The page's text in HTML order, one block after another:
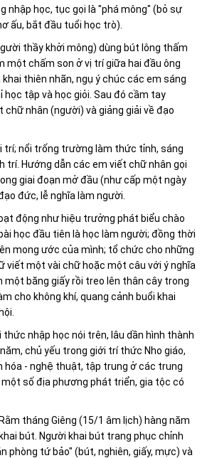
nhập học, tục gọi là "phá mông" (bỏ sự
ấu, bắt đầu tuổi học trò).
thầy khởi mông) dùng bút lông thấm
một chấm son ở vị trí giữa hai đầu ông
thiên nhãn, ngụ ý chúc các em sáng
học tập và học giỏi. Sau đó cầm tay
chữ nhân (người) và giảng giải về đạo
trí; nổi trống trường làm thức tỉnh, sáng
trí. Hướng dẫn các em viết chữ nhân gọi
giai đoạn mở đầu (như cấp một ngày
đức, lễ nghĩa làm người.
động như hiệu trưởng phát biểu chào
học đầu tiên là học làm người; đồng thời
mong ước của mình; tổ chức cho những
viết một vài chữ hoặc một câu với ý nghĩa
một băng giấy rồi treo lên thân cây trong
cho không khí, quang cảnh buổi khai
nhập học nói trên, lâu dần hình thành
chủ yếu trong giới trí thức Nho giáo,
hóa - nghệ thuật, tập trung ở các trung
số địa phương phát triển, gia tộc có
tháng Giêng (15/1 âm lịch) hàng năm
bút. Người khai bút trang phục chỉnh
phòng tứ bảo" (bút, nghiên, giấy, mực) và